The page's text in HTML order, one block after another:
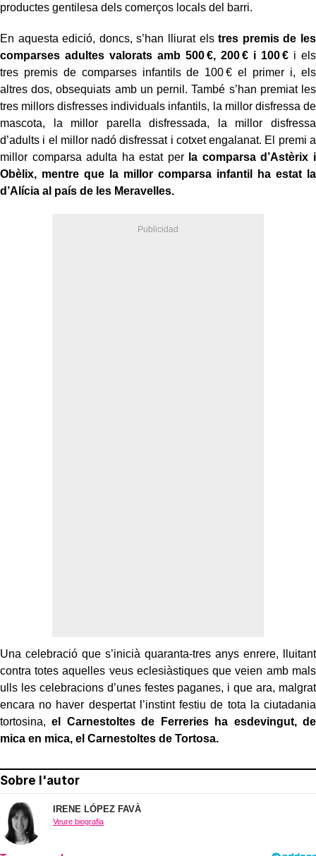
productes gentilesa dels comerços locals del barri.
En aquesta edició, doncs, s’han lliurat elstres premis de les
comparses adultes valorats amb 500 €, 200 € i 100 €i els
tres premis de comparses infantils de 100 € el primer i, els
altres dos, obsequiats amb un pernil. També s’han premiat les
tres millors disfresses individuals infantils, la millor disfressa de
mascota, la millor parella disfressada, la millor disfressa
d’adults i el millor nadó disfressat i cotxet engalanat. El premi a
millor comparsa adulta ha estat perla comparsa d’Astèrix i
Obèlix, mentre que la millor comparsa infantil ha estat la
d’Alícia al país de les Meravelles.
Una celebració que s’inicià quaranta-tres anys enrere, lluitant
contra totes aquelles veus eclesiàstiques que veien amb mals
ulls les celebracions d’unes festes paganes, i que ara, malgrat
encara no haver despertat l’instint festiu de tota la ciutadania
tortosina,el Carnestoltes de Ferreries ha esdevingut, de
mica en mica, el Carnestoltes de Tortosa.
Sobre l'autor
IRENE LÓPEZ FAVÀ
Veure biografia